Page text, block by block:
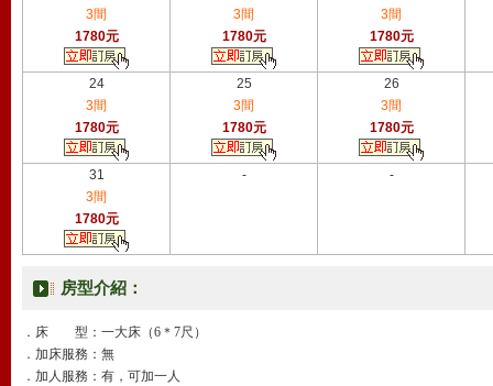
3間
1780元
3間
1780元
3間
1780元
24
3間
1780元
25
3間
1780元
26
3間
1780元
31
3間
1780元
- -
房型介紹：
．床 型：一大床（6＊7尺）
．加床服務：無
．加人服務：有，可加一人